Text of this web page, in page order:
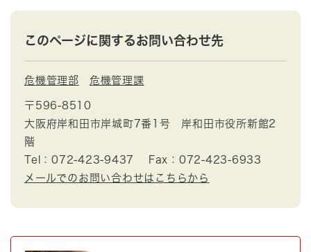
このページに関するお問い合わせ先
危機管理部 危機管理課
〒596-8510
大阪府岸和田市岸城町7番1号 岸和田市役所新館2
階
Tel：072-423-9437
Fax：072-423-6933
メールでのお問い合わせはこちらから